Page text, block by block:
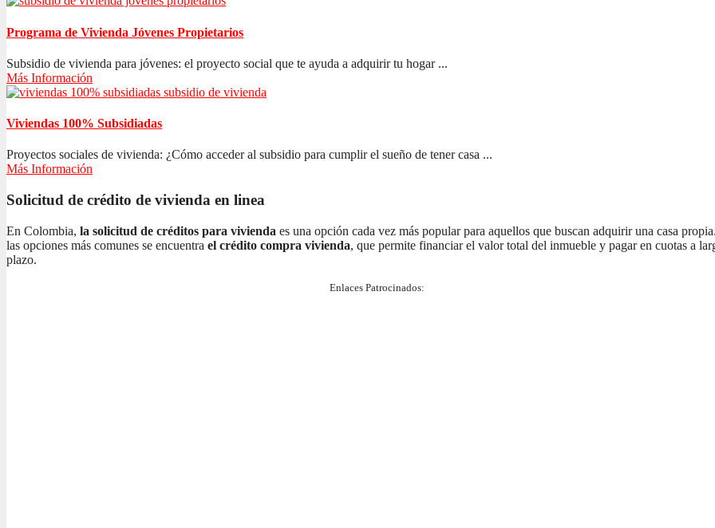
Programa de Vivienda Jóvenes Propietarios
Subsidio de vivienda para jóvenes: el proyecto social que te ayuda a adquirir tu hogar ...
Más Información
Viviendas 100% Subsidiadas
Proyectos sociales de vivienda: ¿Cómo acceder al subsidio para cumplir el sueño de tener casa ...
Más Información
Solicitud de crédito de vivienda en linea
En Colombia, la solicitud de créditos para vivienda es una opción cada vez más popular para aquellos que buscan adquirir una casa
las opciones más comunes se encuentra el crédito compra vivienda, que permite financiar el valor total del inmueble y pagar en cuotas a
plazo.
Enlaces Patrocinados: